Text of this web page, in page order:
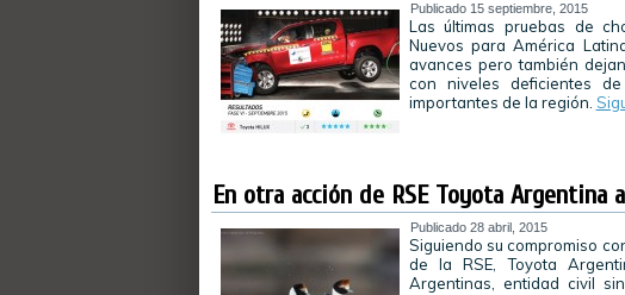
Publicado 15 septiembre, 2015
Las últimas pruebas de
Nuevos para América
avances pero también
con niveles deficientes
importantes de la región.
En otra acción de RSE Toyota
Publicado 28 abril, 2015
Siguiendo su compromiso
de la RSE, Toyota
Argentinas, entidad civil